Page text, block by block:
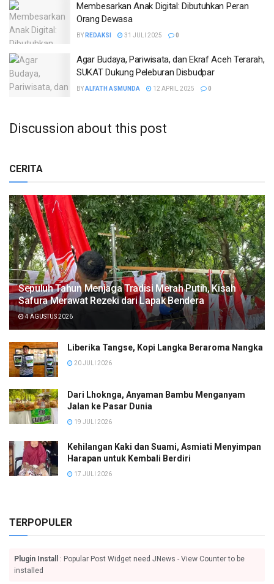
Membesarkan Anak Digital: Dibutuhkan Peran
Orang Dewasa
BY REDAKSI 31 JULI 2025 0
Agar Budaya, Pariwisata, dan Ekraf Aceh Terarah,
SUKAT Dukung Peleburan Disbudpar
BYALFATH ASMUNDA 12 APRIL 2025 0
Discussion about this post
CERITA
Sepuluh Tahun Menjaga Tradisi Merah Putih, Kisah
Safura Merawat Rezeki dari Lapak Bendera
4 AGUSTUS 2026
Liberika Tangse, Kopi Langka Beraroma Nangka
20 JULI 2026
Dari Lhoknga, Anyaman Bambu Menganyam
Jalan ke Pasar Dunia
19 JULI 2026
Kehilangan Kaki dan Suami, Asmiati Menyimpan
Harapan untuk Kembali Berdiri
17 JULI 2026
TERPOPULER
Plugin Install
: Popular Post Widget need JNews - View Counter to be
installed